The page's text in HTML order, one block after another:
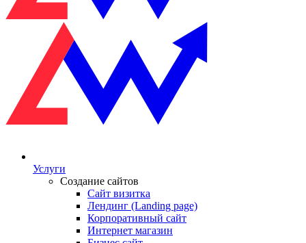
Услуги
Создание сайтов
Сайт визитка
Лендинг (Landing page)
Корпоративный сайт
Интернет магазин